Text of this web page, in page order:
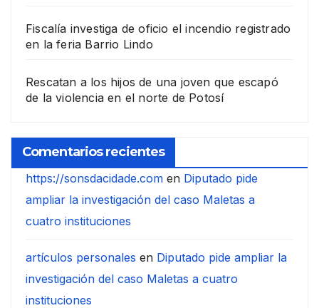
Fiscalía investiga de oficio el incendio registrado
en la feria Barrio Lindo
Rescatan a los hijos de una joven que escapó
de la violencia en el norte de Potosí
Comentarios recientes
https://sonsdacidade.com en Diputado pide
ampliar la investigación del caso Maletas a
cuatro instituciones
artículos personales en Diputado pide ampliar la
investigación del caso Maletas a cuatro
instituciones